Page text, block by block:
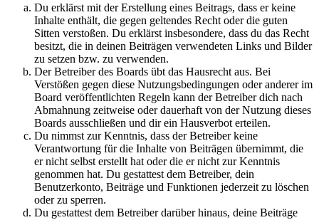
Du erklärst mit der Erstellung eines Beitrags, dass er keine
Inhalte enthält, die gegen geltendes Recht oder die guten
Sitten verstoßen. Du erklärst insbesondere, dass du das Recht
besitzt, die in deinen Beiträgen verwendeten Links und Bilder
zu setzen bzw. zu verwenden.
Der Betreiber des Boards übt das Hausrecht aus. Bei
Verstößen gegen diese Nutzungsbedingungen oder anderer im
Board veröffentlichten Regeln kann der Betreiber dich nach
Abmahnung zeitweise oder dauerhaft von der Nutzung dieses
Boards ausschließen und dir ein Hausverbot erteilen.
Du nimmst zur Kenntnis, dass der Betreiber keine
Verantwortung für die Inhalte von Beiträgen übernimmt, die
er nicht selbst erstellt hat oder die er nicht zur Kenntnis
genommen hat. Du gestattest dem Betreiber, dein
Benutzerkonto, Beiträge und Funktionen jederzeit zu löschen
oder zu sperren.
Du gestattest dem Betreiber darüber hinaus, deine Beiträge